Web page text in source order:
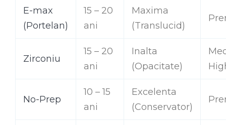
E-max
(Portelan)
15 – 20
ani
Maxima
(Translucid)
Zirconiu
15 – 20
ani
Inalta
(Opacitate)
No-Prep
10 – 15
ani
Excelenta
(Conservator)